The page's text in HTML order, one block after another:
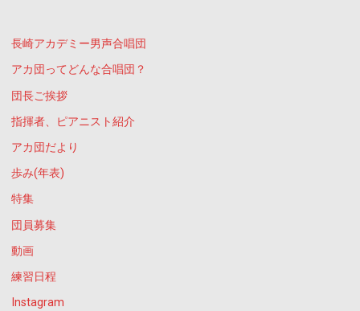
長崎アカデミー男声合唱団
アカ団ってどんな合唱団？
団長ご挨拶
指揮者、ピアニスト紹介
アカ団だより
歩み(年表)
特集
団員募集
動画
練習日程
Instagram